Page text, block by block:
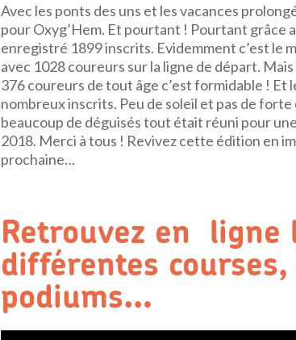
Avec les ponts des uns et les vacances
pour Oxyg’Hem. Et pourtant ! Pourtant grâce
enregistré 1899 inscrits. Evidemment c’est le
avec 1028 coureurs sur la ligne de départ.
376 coureurs de tout âge c’est formidable ! Et
nombreux inscrits. Peu de soleil et pas de
beaucoup de déguisés tout était réuni pour
2018. Merci à tous ! Revivez cette édition en
prochaine…
Retrouvez en ligne
différentes
podiums…